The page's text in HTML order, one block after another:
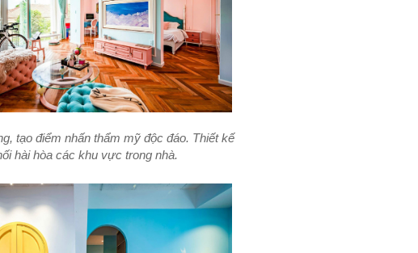
tạo điểm nhấn thẩm mỹ độc đáo. Thiết kế
hài hòa các khu vực trong nhà.